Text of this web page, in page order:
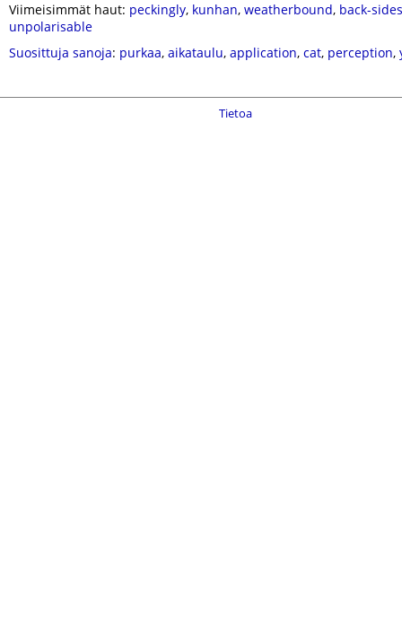
Viimeisimmät haut: peckingly, kunhan, weatherbound, back-sides
unpolarisable
Suosittuja sanoja: purkaa, aikataulu, application, cat, perception,
Tietoa